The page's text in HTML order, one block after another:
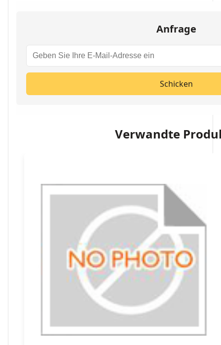
Anfrage
Schicken
Verwandte